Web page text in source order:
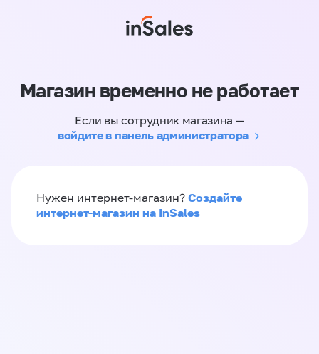
Магазин временно не работает
Если вы сотрудник магазина —
войдите в панель администратора
Нужен интернет-магазин? Создайте
интернет-магазин на InSales